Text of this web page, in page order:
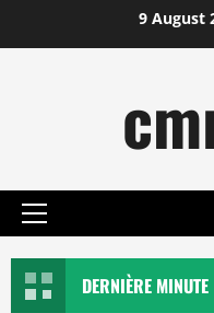
to
9 August
Primary
DERNIÈRE MINUTE